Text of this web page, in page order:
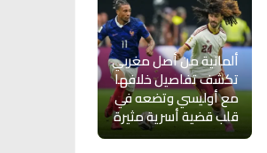
ألمانية من أصل مغربي
تكشف تفاصيل خلافها
مع أوليسي وتضعه في
قلب قضية أسرية مثيرة